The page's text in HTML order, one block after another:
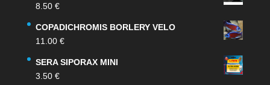
8.50 €
COPADICHROMIS BORLERY VELO
11.00 €
SERA SIPORAX MINI
3.50 €